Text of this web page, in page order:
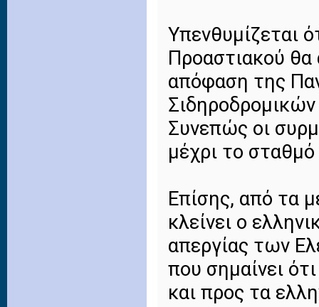
Υπενθυμίζεται
Προαστιακού θα
απόφαση της
Συνεπώς οι
μέχρι το
Επίσης, από τα
κλείνει ο
απεργίας των
που σημαίνει
και προς τα